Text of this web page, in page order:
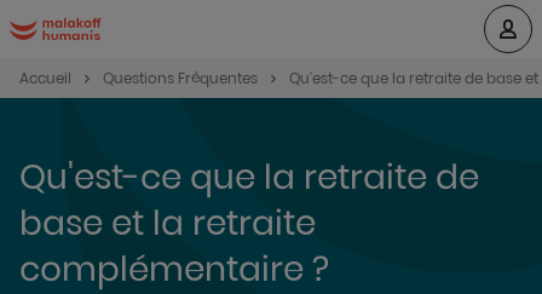
Accueil Questions Fréquentes Qu'est-ce que la retraite de base
Qu'est-ce que la retraite de
base et la retraite
complémentaire ?